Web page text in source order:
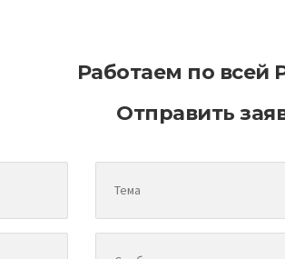
Работаем по всей
Отправить